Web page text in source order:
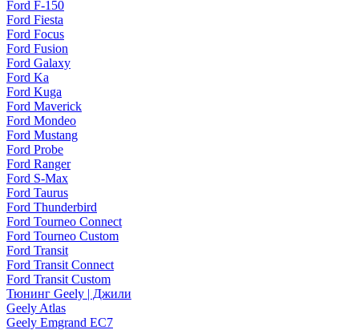
Ford F-150
Ford Fiesta
Ford Focus
Ford Fusion
Ford Galaxy
Ford Ka
Ford Kuga
Ford Maverick
Ford Mondeo
Ford Mustang
Ford Probe
Ford Ranger
Ford S-Max
Ford Taurus
Ford Thunderbird
Ford Tourneo Connect
Ford Tourneo Custom
Ford Transit
Ford Transit Connect
Ford Transit Custom
Тюнинг Geely | Джили
Geely Atlas
Geely Emgrand EC7